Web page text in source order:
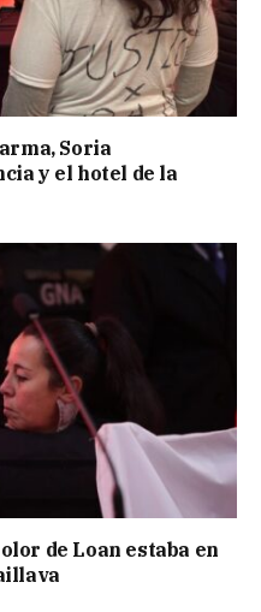
Soria
y el hotel de la
de Loan estaba en